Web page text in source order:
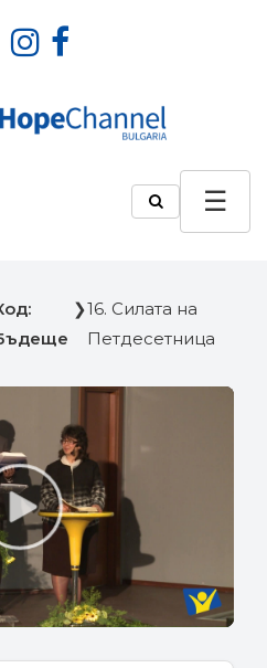
❯16. Силата на
Петдесетница
Play
Video